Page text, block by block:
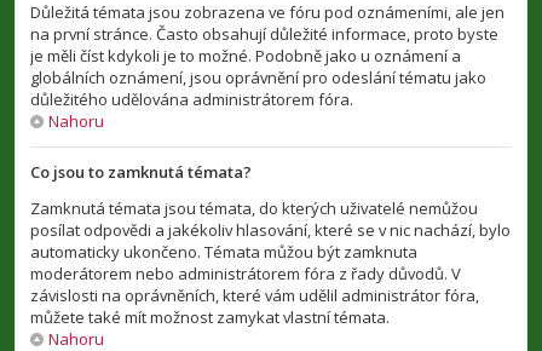
Důležitá témata jsou zobrazena ve fóru pod oznámeními, ale jen
na první stránce. Často obsahují důležité informace, proto byste
je měli číst kdykoli je to možné. Podobně jako u oznámení a
globálních oznámení, jsou oprávnění pro odeslání tématu jako
důležitého udělována administrátorem fóra.
Nahoru
Co jsou to zamknutá témata?
Zamknutá témata jsou témata, do kterých uživatelé nemůžou
posílat odpovědi a jakékoliv hlasování, které se v nic nachází, bylo
automaticky ukončeno. Témata můžou být zamknuta
moderátorem nebo administrátorem fóra z řady důvodů. V
závislosti na oprávněních, které vám udělil administrátor fóra,
můžete také mít možnost zamykat vlastní témata.
Nahoru